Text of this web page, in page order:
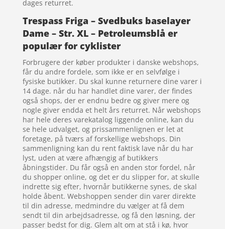
dages returret.
Trespass Friga – Svedbuks baselayer
Dame – Str. XL – Petroleumsblå er
populær for cyklister
Forbrugere der køber produkter i danske webshops,
får du andre fordele, som ikke er en selvfølge i
fysiske butikker. Du skal kunne returnere dine varer i
14 dage. når du har handlet dine varer, der findes
også shops, der er endnu bedre og giver mere og
nogle giver endda et helt års returret. Når webshops
har hele deres varekatalog liggende online, kan du
se hele udvalget, og prissammenlignen er let at
foretage, på tværs af forskellige webshops. Din
sammenligning kan du rent faktisk lave når du har
lyst, uden at være afhængig af butikkers
åbningstider. Du får også en anden stor fordel, når
du shopper online, og det er du slipper for, at skulle
indrette sig efter, hvornår butikkerne synes, de skal
holde åbent. Webshoppen sender din varer direkte
til din adresse, medmindre du vælger at få dem
sendt til din arbejdsadresse, og få den løsning, der
passer bedst for dig. Glem alt om at stå i kø, hvor